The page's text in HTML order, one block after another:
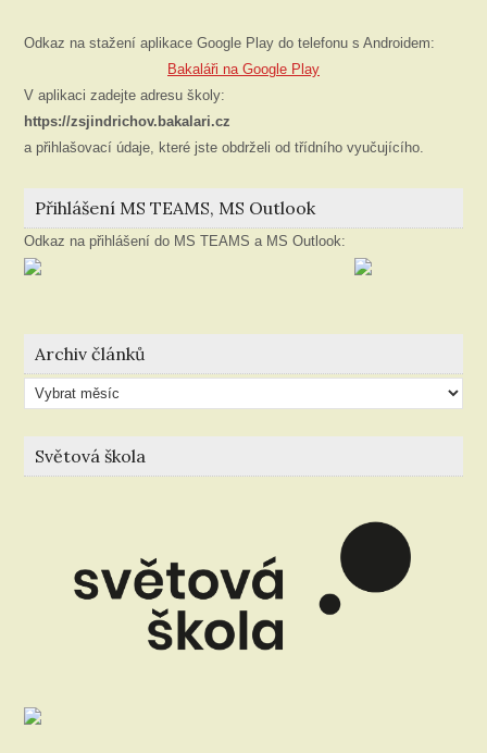
Odkaz na stažení aplikace Google Play do telefonu s Androidem:
Bakaláři na Google Play
V aplikaci zadejte adresu školy:
https://zsjindrichov.bakalari.cz
a přihlašovací údaje, které jste obdrželi od třídního vyučujícího.
Přihlášení MS TEAMS, MS Outlook
Odkaz na přihlášení do MS TEAMS a MS Outlook:
Archiv článků
Archiv
článků
Světová škola